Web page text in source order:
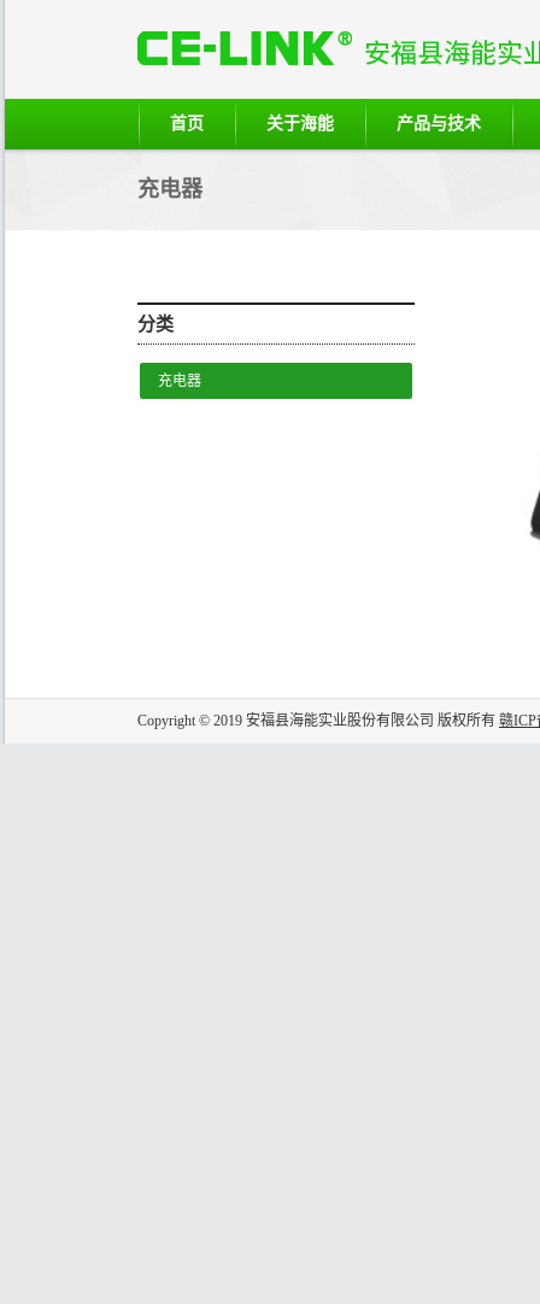
首页 关于海能 产品与技术
充电器
分类
充电器
Copyright © 2019 安福县海能实业股份有限公司 版权所有 赣ICP